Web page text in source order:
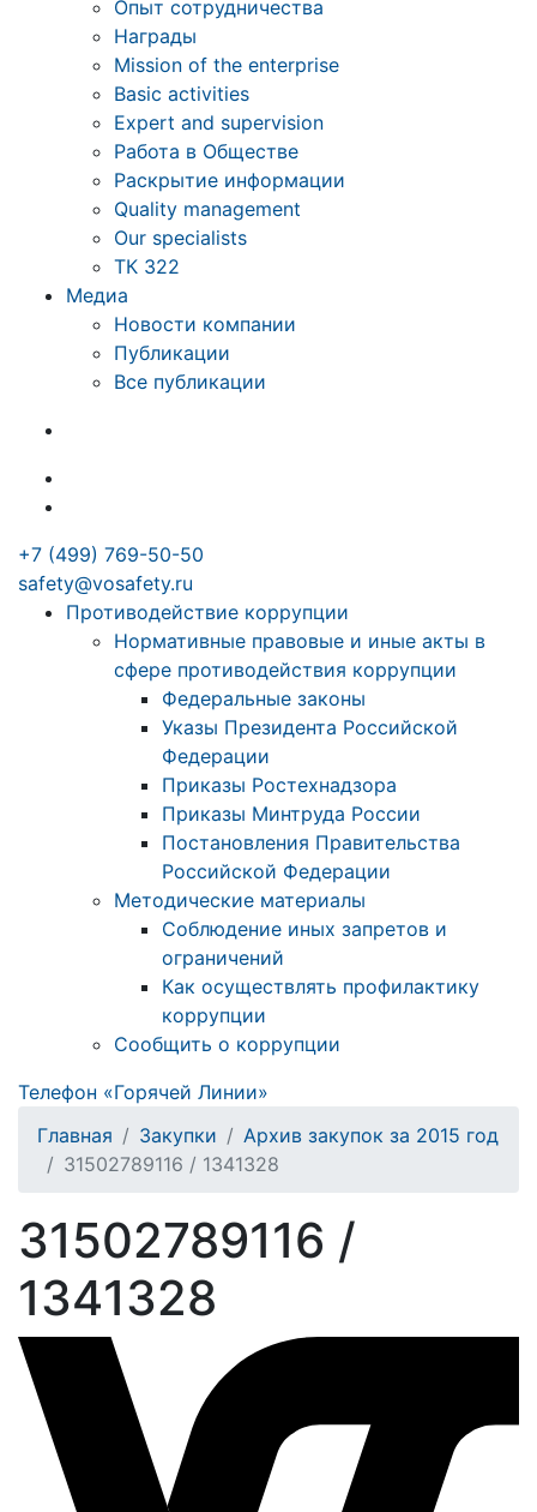
Опыт сотрудничества
Награды
Mission of the enterprise
Basic activities
Expert and supervision
Работа в Обществе
Раскрытие информации
Quality management
Our specialists
ТК 322
Медиа
Новости компании
Публикации
Все публикации
+7 (499) 769-50-50
safety@vosafety.ru
Противодействие коррупции
Нормативные правовые и иные акты в
сфере противодействия коррупции
Федеральные законы
Указы Президента Российской
Федерации
Приказы Ростехнадзора
Приказы Минтруда России
Постановления Правительства
Российской Федерации
Методические материалы
Соблюдение иных запретов и
ограничений
Как осуществлять профилактику
коррупции
Сообщить о коррупции
Телефон «Горячей Линии»
Главная
Закупки
Архив закупок за 2015 год
31502789116 / 1341328
31502789116 /
1341328